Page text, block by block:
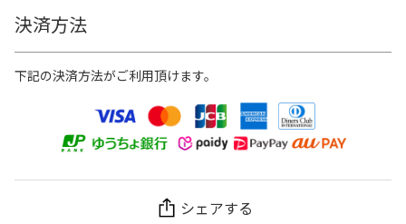
決済方法
下記の決済方法がご利用頂けます。
シェアする